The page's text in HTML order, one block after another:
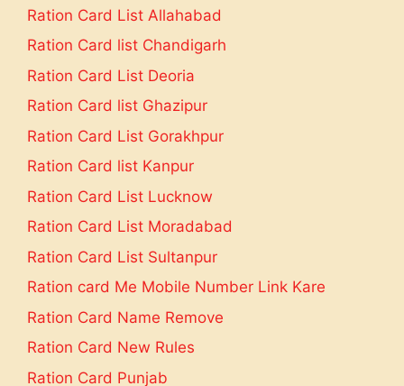
Ration Card List Allahabad
Ration Card list Chandigarh
Ration Card List Deoria
Ration Card list Ghazipur
Ration Card List Gorakhpur
Ration Card list Kanpur
Ration Card List Lucknow
Ration Card List Moradabad
Ration Card List Sultanpur
Ration card Me Mobile Number Link Kare
Ration Card Name Remove
Ration Card New Rules
Ration Card Punjab